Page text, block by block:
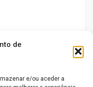
de
e/ou aceder a